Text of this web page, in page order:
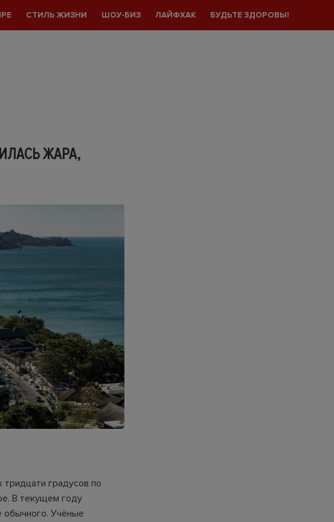
СТИЛЬ ЖИЗНИ ШОУ-БИЗ ЛАЙФХАК БУДЬТЕ ЗДОРОВЫ!
ЖАРА,
градусов по
В текущем году
обычного. Учёные